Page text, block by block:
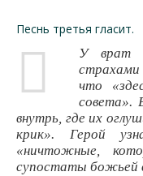
Песнь третья гласит.
У врат
что
совета».
внутрь, где их
крик». Герой
«ничтожные,
супостаты божьей